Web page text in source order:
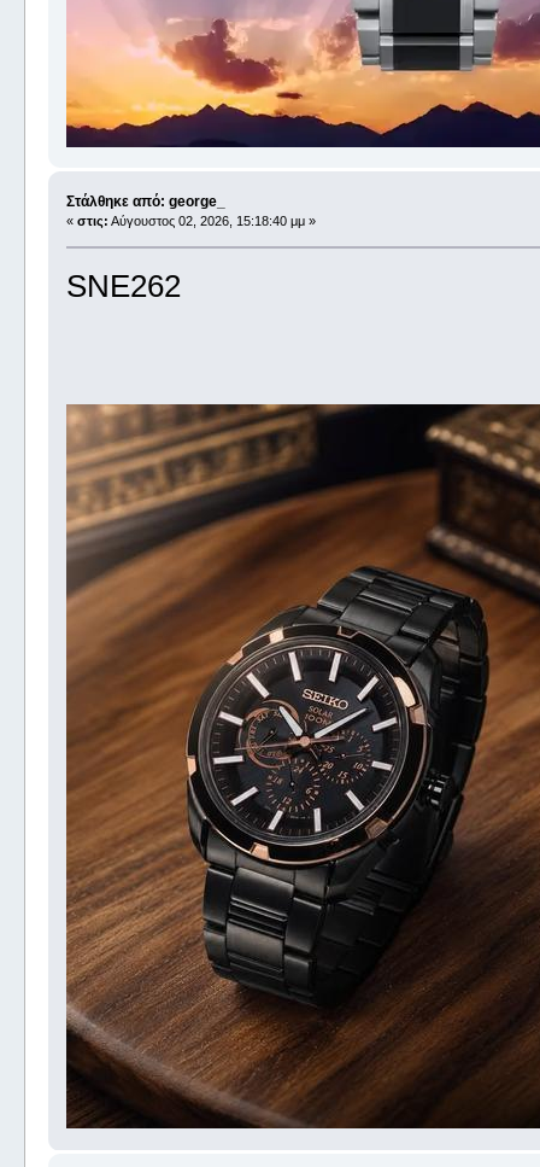
Στάλθηκε από: george_
« στις: Αύγουστος 02, 2026, 15:18:40 μμ »
SNE262